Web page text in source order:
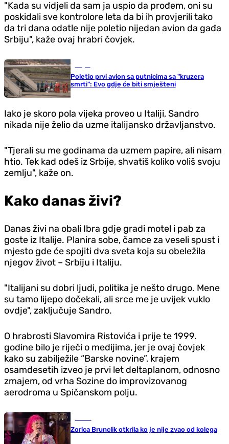
"Kada su vidjeli da sam ja uspio da prođem, oni su
poskidali sve kontrolore leta da bi ih provjerili tako
da tri dana odatle nije poletio nijedan avion da gađa
Srbiju", kaže ovaj hrabri čovjek.
Poletio prvi avion sa putnicima sa "kruzera
smrti": Evo gdje će biti smješteni
Iako je skoro pola vijeka proveo u Italiji, Sandro
nikada nije želio da uzme italijansko državljanstvo.
"Tjerali su me godinama da uzmem papire, ali nisam
htio. Tek kad odeš iz Srbije, shvatiš koliko voliš svoju
zemlju", kaže on.
Kako danas živi?
Danas živi na obali Ibra gdje gradi motel i pab za
goste iz Italije. Planira sobe, čamce za veseli spust i
mjesto gde će spojiti dva sveta koja su obeležila
njegov život – Srbiju i Italiju.
"Italijani su dobri ljudi, politika je nešto drugo. Mene
su tamo lijepo dočekali, ali srce me je uvijek vuklo
ovdje", zaključuje Sandro.
O hrabrosti Slavomira Ristovića i prije te 1999.
godine bilo je riječi o medijima, jer je ovaj čovjek
kako su zabilježile “Barske novine”, krajem
osamdesetih izveo je prvi let deltaplanom, odnosno
zmajem, od vrha Sozine do improvizovanog
aerodroma u Spičanskom polju.
Zorica Brunclik otkrila ko je nije zvao od kolega